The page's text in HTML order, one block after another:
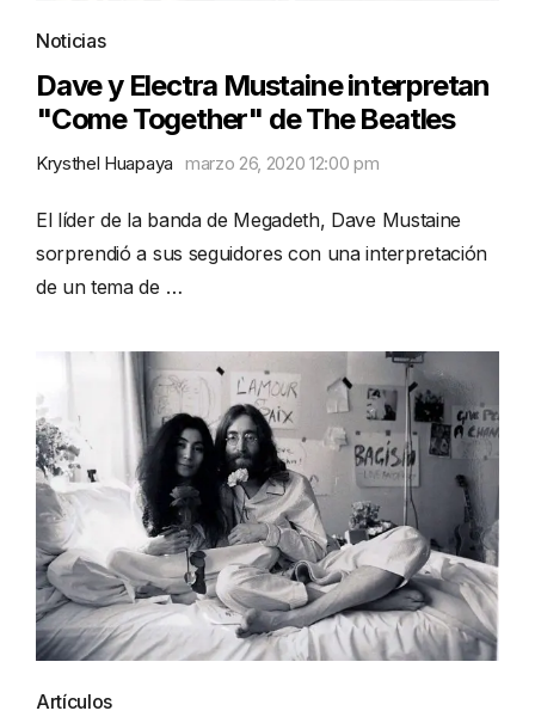
Noticias
Dave y Electra Mustaine interpretan
"Come Together" de The Beatles
Krysthel Huapaya marzo 26, 2020 12:00 pm
El líder de la banda de Megadeth, Dave Mustaine
sorprendió a sus seguidores con una interpretación
de un tema de …
Artículos